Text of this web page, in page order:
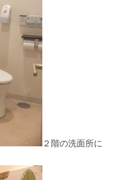
２階の洗面所に